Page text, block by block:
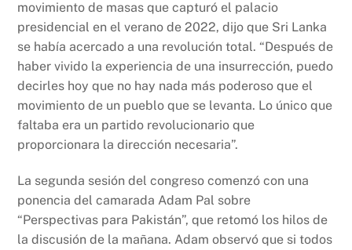
movimiento de masas que capturó el palacio
presidencial en el verano de 2022, dijo que Sri Lanka
se había acercado a una revolución total. “Después de
haber vivido la experiencia de una insurrección, puedo
decirles hoy que no hay nada más poderoso que el
movimiento de un pueblo que se levanta. Lo único que
faltaba era un partido revolucionario que
proporcionara la dirección necesaria”.
La segunda sesión del congreso comenzó con una
ponencia del camarada Adam Pal sobre
“Perspectivas para Pakistán”, que retomó los hilos de
la discusión de la mañana. Adam observó que si todos